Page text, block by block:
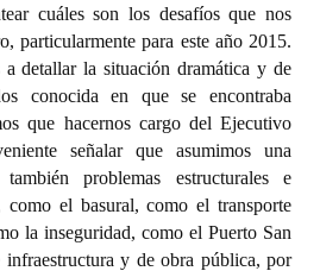
cuáles son los desafíos que nos
particularmente para este año 2015.
detallar la situación dramática y de
conocida en que se encontraba
que hacernos cargo del Ejecutivo
señalar que asumimos una
problemas estructurales e
como el basural, como el transporte
la inseguridad, como el Puerto San
y de obra pública, por